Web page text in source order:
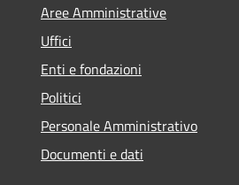
Aree Amministrative
Uffici
Enti e fondazioni
Politici
Personale Amministrativo
Documenti e dati